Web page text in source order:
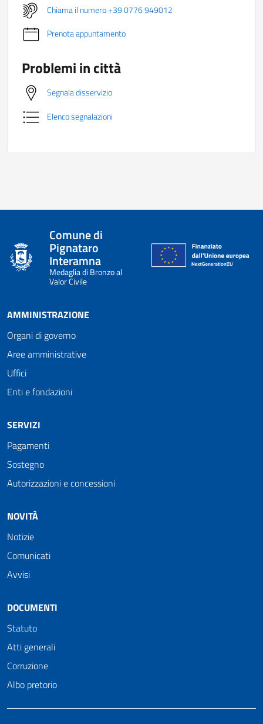
Chiama il numero +39 0776 949012
Prenota appuntamento
Problemi in città
Segnala disservizio
Elenco segnalazioni
Comune di
Pignataro
Interamna
Medaglia di Bronzo al
Valor Civile
AMMINISTRAZIONE
Organi di governo
Aree amministrative
Uffici
Enti e fondazioni
SERVIZI
Pagamenti
Sostegno
Autorizzazioni e concessioni
NOVITÀ
Notizie
Comunicati
Avvisi
DOCUMENTI
Statuto
Atti generali
Corruzione
Albo pretorio